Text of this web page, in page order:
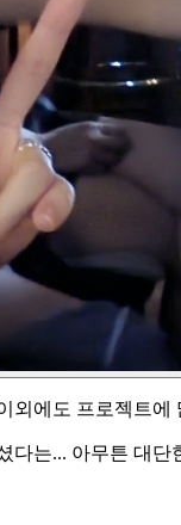
외에도 프로젝트
다는... 아무튼 대단